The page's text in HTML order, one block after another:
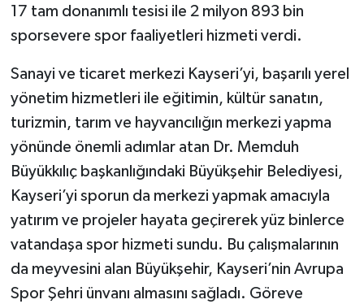
17 tam donanımlı tesisi ile 2 milyon 893 bin
sporsevere spor faaliyetleri hizmeti verdi.
Sanayi ve ticaret merkezi Kayseri’yi, başarılı yerel
yönetim hizmetleri ile eğitimin, kültür sanatın,
turizmin, tarım ve hayvancılığın merkezi yapma
yönünde önemli adımlar atan Dr. Memduh
Büyükkılıç başkanlığındaki Büyükşehir Belediyesi,
Kayseri’yi sporun da merkezi yapmak amacıyla
yatırım ve projeler hayata geçirerek yüz binlerce
vatandaşa spor hizmeti sundu. Bu çalışmalarının
da meyvesini alan Büyükşehir, Kayseri’nin Avrupa
Spor Şehri ünvanı almasını sağladı. Göreve